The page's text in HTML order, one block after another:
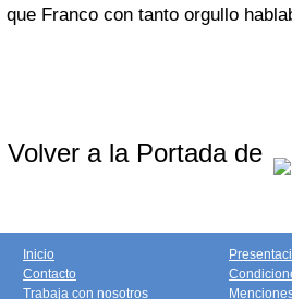
que Franco con tanto orgullo
Volver a la Portada de
Inicio
Contacto
Trabaja con nosotros